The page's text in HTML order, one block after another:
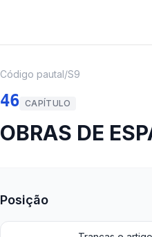
Código pautal/S9
46 CAPÍTULO
OBRAS DE
Posição